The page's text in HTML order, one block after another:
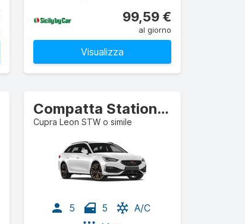
99,59 €
al giorno
Visualizza
Compatta Station wagon
Cupra Leon STW o simile
5 5
A/C